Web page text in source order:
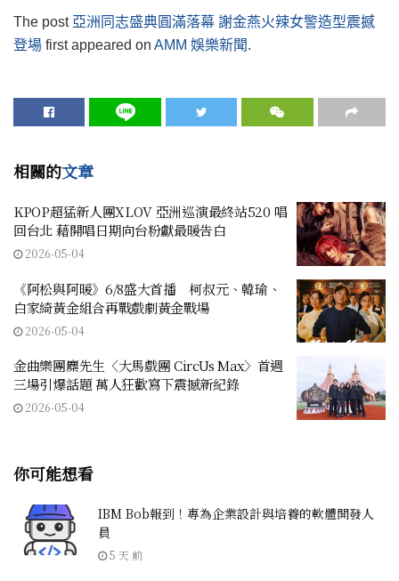
The post 亞洲同志盛典圓滿落幕 謝金燕火辣女警造型震撼
登場 first appeared on AMM 娛樂新聞.
相關的文章
KPOP超猛新人團XLOV 亞洲巡演最終站520 唱
回台北 藉開唱日期向台粉獻最暖告白
2026-05-04
《阿松與阿暖》6/8盛大首播 柯叔元、韓瑜、
白家綺黃金組合再戰戲劇黃金戰場
2026-05-04
金曲樂團麋先生〈大馬戲團 CircUs Max〉首週
三場引爆話題 萬人狂歡寫下震撼新紀錄
2026-05-04
你可能想看
IBM Bob報到！專為企業設計與培養的軟體開發人
員
5 天 前